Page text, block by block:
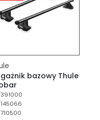
bazowy Thule